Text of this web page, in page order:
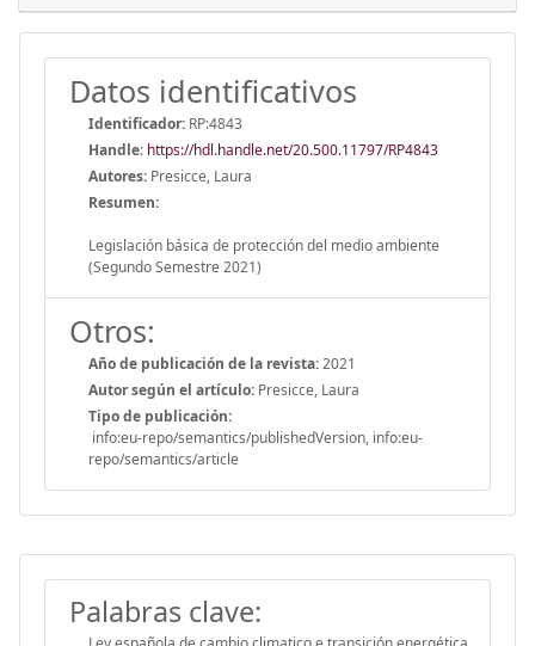
Datos identificativos
Identificador: RP:4843
Handle: https://hdl.handle.net/20.500.11797/RP4843
Autores: Presicce, Laura
Resumen:
Legislación básica de protección del medio ambiente
(Segundo Semestre 2021)
Otros:
Año de publicación de la revista:2021
Autor según el artículo: Presicce, Laura
Tipo de publicación:
info:eu-repo/semantics/publishedVersion, info:eu-
repo/semantics/article
Palabras clave: